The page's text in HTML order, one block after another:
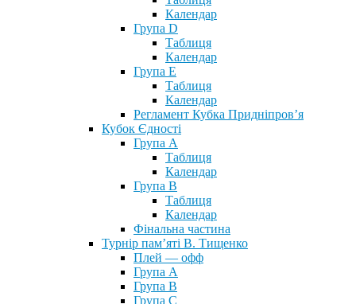
Календар
Група D
Таблиця
Календар
Група Е
Таблиця
Календар
Регламент Кубка Придніпров’я
Кубок Єдності
Група А
Таблиця
Календар
Група В
Таблиця
Календар
Фінальна частина
Турнір пам’яті В. Тищенко
Плей — офф
Група А
Група B
Група С